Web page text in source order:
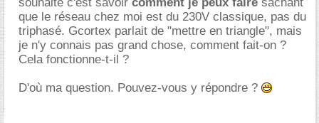
que le réseau chez moi est du 230V classique, pas du
triphasé. Gcortex parlait de "mettre en triangle", mais
je n'y connais pas grand chose, comment fait-on ?
Cela fonctionne-t-il ?
D'où ma question. Pouvez-vous y répondre ?